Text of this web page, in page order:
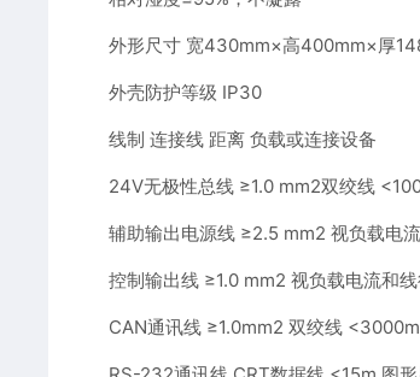
外形尺寸 宽430mm×高400mm×厚
外壳防护等级 IP30
线制 连接线 距离 负载或连接设备
24V无极性总线 ≥1.0 mm2双绞线
辅助输出电源线 ≥2.5 mm2 视负载电
控制输出线 ≥1.0 mm2 视负载电流和
CAN通讯线 ≥1.0mm2 双绞线